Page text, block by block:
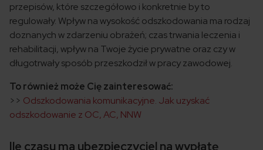
przepisów, które szczegółowo i konkretnie by to
regulowały. Wpływ na wysokość odszkodowania ma rodzaj
doznanych w zdarzeniu obrażeń; czas trwania leczenia i
rehabilitacji, wpływ na Twoje życie prywatne oraz czy w
długotrwały sposób przeszkodził w pracy zawodowej.
To również może Cię zainteresować:
>> Odszkodowania komunikacyjne. Jak uzyskać
odszkodowanie z OC, AC, NNW
Ile czasu ma ubezpieczyciel na wypłatę